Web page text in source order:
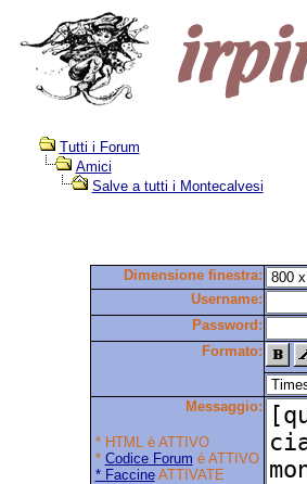
Tutti i Forum
Amici
Salve a tutti i Montecalvesi
Dimensione finestra:
Username:
Password:
Formato:
Messaggio:
* HTML è ATTIVO
* Codice Forum è ATTIVO
* FaccineATTIVATE